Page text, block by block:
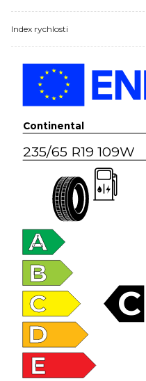
Index rychlosti
Continental
235/65 R19 109W
A
B
C
D
E
C